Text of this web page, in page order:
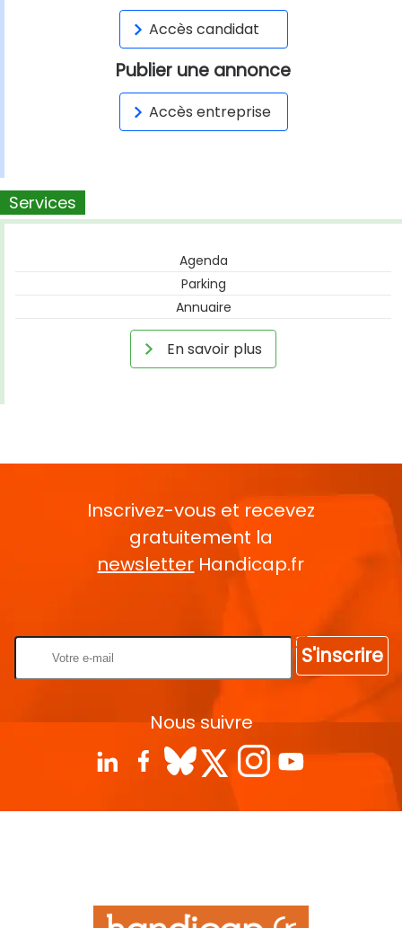
Accès candidat
Publier une annonce
Accès entreprise
Services
Agenda
Parking
Annuaire
En savoir plus
Inscrivez-vous et recevez
gratuitement la
newsletter Handicap.fr
S'inscrire
Nous suivre